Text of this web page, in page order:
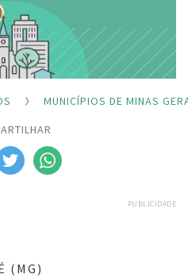
MUNICÍPIOS DE MINAS
PUBLICIDADE
(MG)